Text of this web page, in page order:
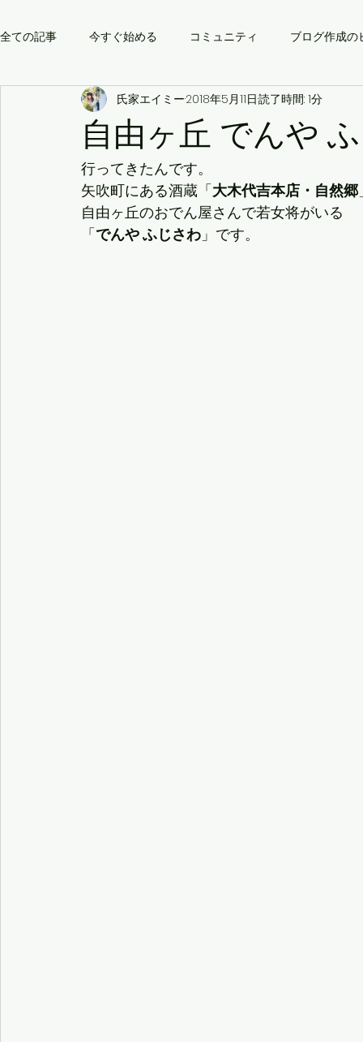
全ての記事 今すぐ始める コミュニティ ブログ作成の
自由ヶ丘 でんや
氏家エイミー2018年5月11日読了時間: 1分
行ってきたんです。
矢吹町にある酒蔵「大木代吉本店・自然郷
自由ヶ丘のおでん屋さんで若女将がいる
「でんや ふじさわ 」です。